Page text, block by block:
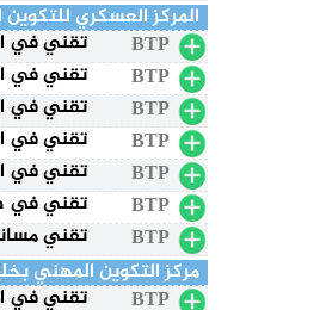
المركز العسكري
BTP
تقني في
BTP تقني في
BTP تقني في
BTP تقني في
BTP تقني في
BTP تقني في
BTP تقني
مركز التكوين المهني
BTP
تقني في